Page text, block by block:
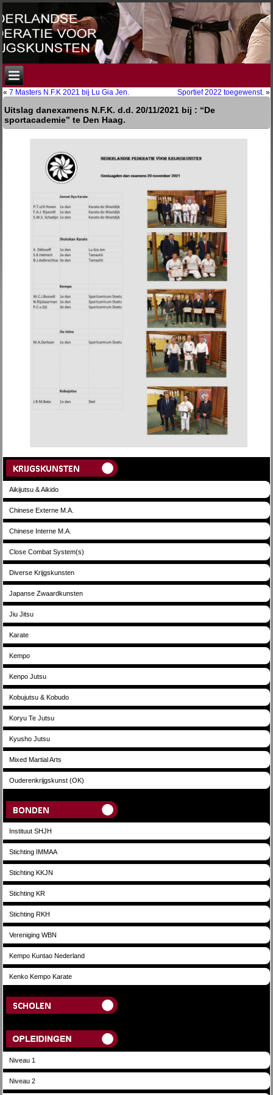
«7 Masters N.F.K 2021 bij Lu Gia Jen. Sportief 2022 toegewenst.»
Uitslag danexamens N.F.K. d.d. 20/11/2021 bij : “De
sportacademie” te Den Haag.
Aikijutsu & Aikido
Chinese Externe M.A.
Chinese Interne M.A.
Close Combat System(s)
Diverse Krijgskunsten
Japanse Zwaardkunsten
Jiu Jitsu
Karate
Kempo
Kenpo Jutsu
Kobujutsu & Kobudo
Koryu Te Jutsu
Kyusho Jutsu
Mixed Martial Arts
Ouderenkrijgskunst (OK)
Instituut SHJH
Stichting IMMAA
Stichting KKJN
Stichting KR
Stichting RKH
Vereniging WBN
Kempo Kuntao Nederland
Kenko Kempo Karate
Niveau 1
Niveau 2